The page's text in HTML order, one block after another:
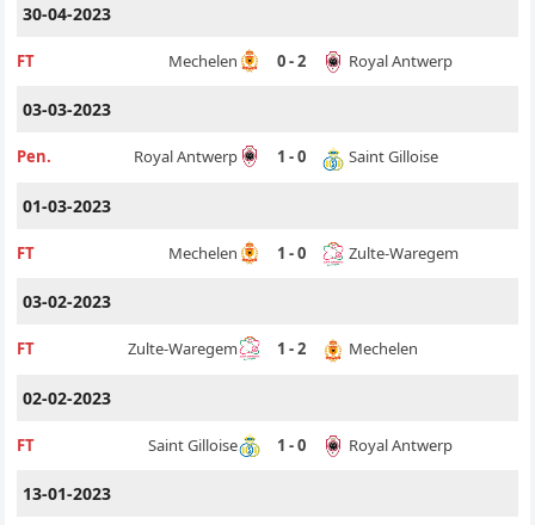
30-04-2023
FT Mechelen 0 - 2 Royal Antwerp
03-03-2023
Pen. Royal Antwerp 1 - 0 Saint Gilloise
01-03-2023
FT Mechelen 1 - 0 Zulte-Waregem
03-02-2023
FT Zulte-Waregem 1 - 2 Mechelen
02-02-2023
FT Saint Gilloise 1 - 0 Royal Antwerp
13-01-2023